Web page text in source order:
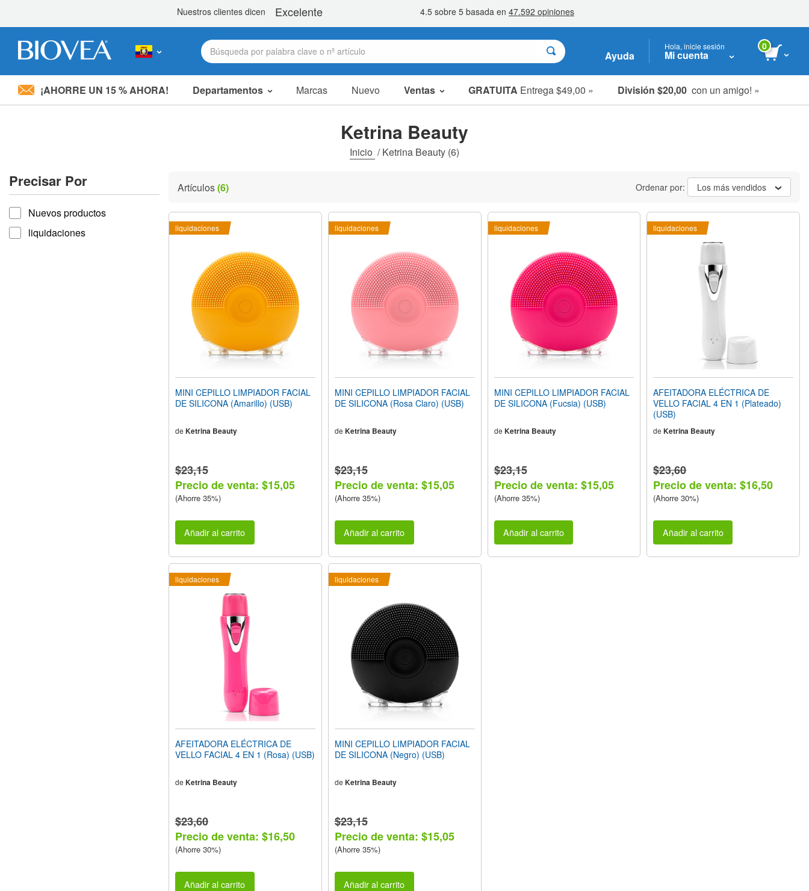
Nota:
accesibilidad.
Presione
Control-
F11
para
Ayuda
Hola, inicie sesión
Mi cuenta
0
¡AHORRE UN 15 % AHORA! Departamentos Marcas Nuevo Ventas GRATUITA Entrega $49,00 » División $20,00 con un amigo! »
artículos en oferta
liquidaciones
Ketrina Beauty
Inicio /Ketrina Beauty (6)
Precisar Por
Precisar por
Nuevos productos
liquidaciones
Artículos(6) Ordenar por: Los más vendidos
liquidaciones
MINI CEPILLO LIMPIADOR FACIAL
DE SILICONA (Amarillo) (USB)
de Ketrina Beauty
$23,15
Precio de venta: $15,05
(Ahorre 35%)
Añadir al carrito
liquidaciones
MINI CEPILLO LIMPIADOR FACIAL
DE SILICONA (Rosa Claro) (USB)
de Ketrina Beauty
$23,15
Precio de venta: $15,05
(Ahorre 35%)
Añadir al carrito
liquidaciones
MINI CEPILLO LIMPIADOR FACIAL
DE SILICONA (Fucsia) (USB)
de Ketrina Beauty
$23,15
Precio de venta: $15,05
(Ahorre 35%)
Añadir al carrito
liquidaciones
AFEITADORA ELÉCTRICA DE
VELLO FACIAL 4 EN 1 (Plateado)
(USB)
de Ketrina Beauty
$23,60
Precio de venta: $16,50
(Ahorre 30%)
Añadir al carrito
liquidaciones
AFEITADORA ELÉCTRICA DE
VELLO FACIAL 4 EN 1 (Rosa) (USB)
de Ketrina Beauty
$23,60
Precio de venta: $16,50
(Ahorre 30%)
Añadir al carrito
liquidaciones
MINI CEPILLO LIMPIADOR FACIAL
DE SILICONA (Negro) (USB)
de Ketrina Beauty
$23,15
Precio de venta: $15,05
(Ahorre 35%)
Añadir al carrito